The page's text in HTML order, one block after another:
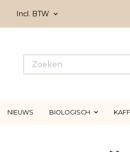
Incl. BTW
NIEUWS BIOLOGISCH